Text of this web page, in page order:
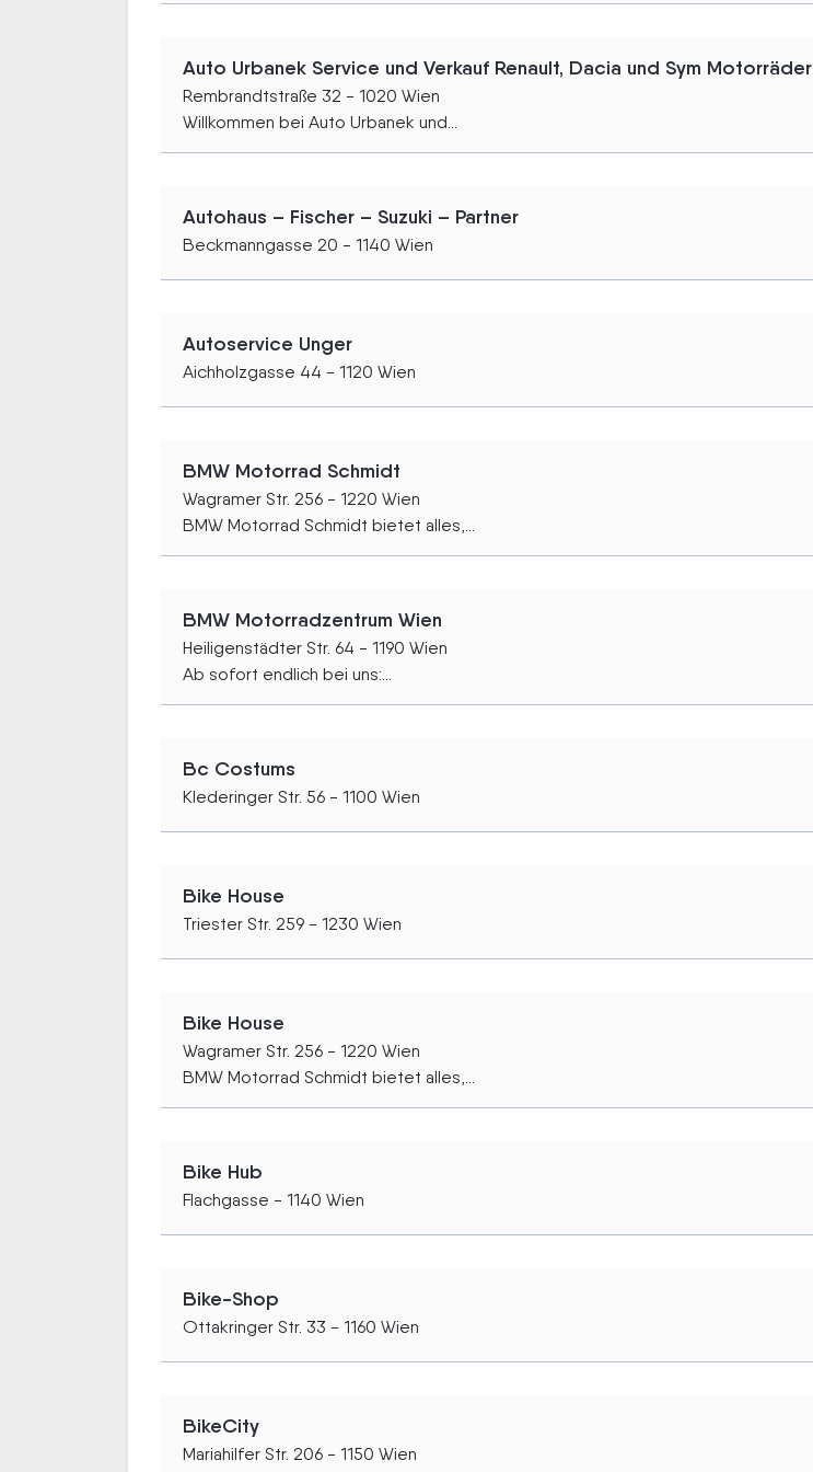
Auto Urbanek Service und Verkauf Renault, Dacia und Sym Motorräder
Rembrandtstraße 32 - 1020 Wien
Willkommen bei Auto Urbanek und...
Autohaus – Fischer – Suzuki – Partner
Beckmanngasse 20 - 1140 Wien
Autoservice Unger
Aichholzgasse 44 - 1120 Wien
BMW Motorrad Schmidt
Wagramer Str. 256 - 1220 Wien
BMW Motorrad Schmidt bietet alles,...
BMW Motorradzentrum Wien
Heiligenstädter Str. 64 - 1190 Wien
Ab sofort endlich bei uns:...
Bc Costums
Klederinger Str. 56 - 1100 Wien
Bike House
Triester Str. 259 - 1230 Wien
Bike House
Wagramer Str. 256 - 1220 Wien
BMW Motorrad Schmidt bietet alles,...
Bike Hub
Flachgasse - 1140 Wien
Bike-Shop
Ottakringer Str. 33 - 1160 Wien
BikeCity
Mariahilfer Str. 206 - 1150 Wien